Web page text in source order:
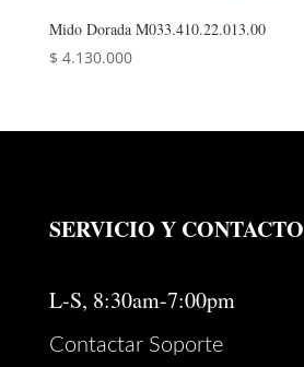
Mido Dorada M033.410.22.013.00
$ 4.130.000
SERVICIO Y CONTACTO
L-S, 8:30am-7:00pm
Contactar Soporte